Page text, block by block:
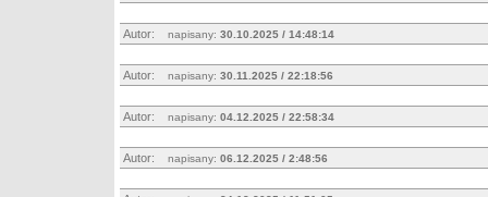
Autor: napisany: 30.10.2025 / 14:48:14
Autor: napisany: 30.11.2025 / 22:18:56
Autor: napisany: 04.12.2025 / 22:58:34
Autor: napisany: 06.12.2025 / 2:48:56